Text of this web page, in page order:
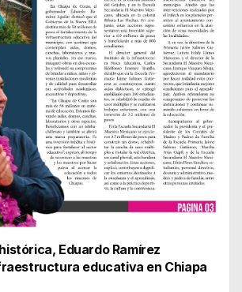
Eduardo Ramírez
educativa en Chiapa